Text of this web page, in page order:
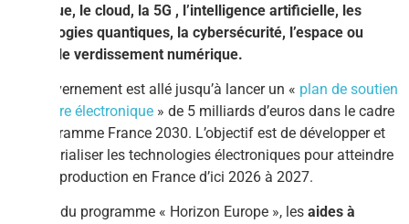
robotique, le cloud, la 5G , l’intelligence artificielle, les
technologies quantiques, la cybersécurité, l’espace ou
encore le verdissement numérique.
Le Gouvernement est allé jusqu’à lancer un « plan de soutien
à la filière électronique » de 5 milliards d’euros dans le cadre
du programme France 2030. L’objectif est de développer et
d’industrialiser les technologies électroniques pour atteindre
90% de production en France d’ici 2026 à 2027.
Au sein du programme « Horizon Europe », les aides à